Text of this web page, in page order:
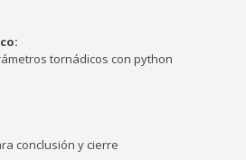
tornádicos con python
conclusión y cierre